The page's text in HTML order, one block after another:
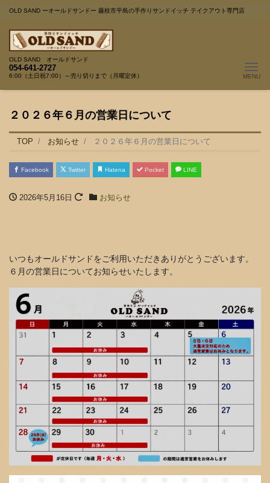
OLD SAND ーオールドサンドー 藤枝市平島の手作りサンドイッチ テイクアウト専門店
OLD SAND オールドサンド
054-641-2727
6:00（土日祝7:00）～売り切りまで（月曜定休）
２０２６年６月の営業日について
TOP お知らせ ２０２６年６月の営業日について
Facebook Twitter Hatena Pocket LINE
2026年5月16日 お知らせ
いつもオールドサンドをご利用いただきありがとうございます。
６月の営業日についてお知らせいたします。